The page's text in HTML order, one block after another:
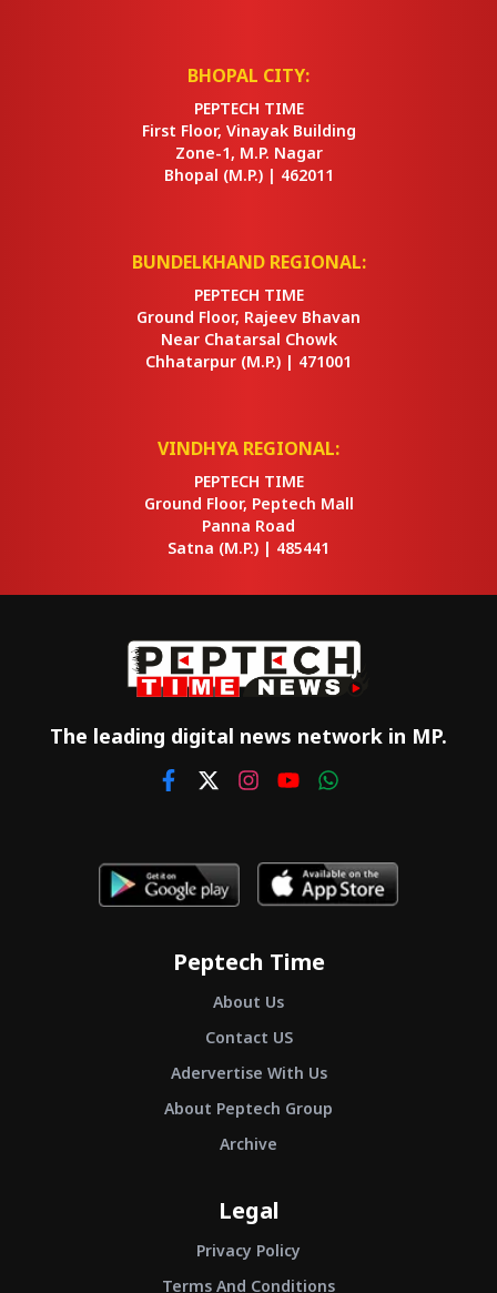
BHOPAL CITY:
PEPTECH TIME
First Floor, Vinayak Building
Zone-1, M.P. Nagar
Bhopal (M.P.) | 462011
BUNDELKHAND REGIONAL:
PEPTECH TIME
Ground Floor, Rajeev Bhavan
Near Chatarsal Chowk
Chhatarpur (M.P.) | 471001
VINDHYA REGIONAL:
PEPTECH TIME
Ground Floor, Peptech Mall
Panna Road
Satna (M.P.) | 485441
The leading digital news network in MP.
Peptech Time
About Us
Contact US
Adervertise With Us
About Peptech Group
Archive
Legal
Privacy Policy
Terms And Conditions